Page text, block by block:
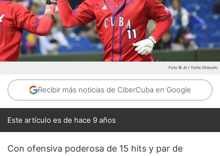
Foto © Jit / Yuhki Ohboshi
Recibir más noticias de CiberCuba en Google
Este artículo es de hace 9 años
Con ofensiva poderosa de 15 hits y par de